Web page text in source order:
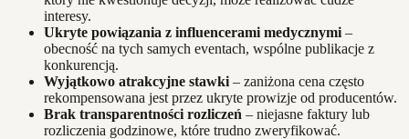
interesy.
Ukryte powiązania z influencerami medycznymi –
obecność na tych samych eventach, wspólne publikacje z
konkurencją.
Wyjątkowo atrakcyjne stawki – zaniżona cena często
rekompensowana jest przez ukryte prowizje od producentów.
Brak transparentności rozliczeń – niejasne faktury lub
rozliczenia godzinowe, które trudno zweryfikować.